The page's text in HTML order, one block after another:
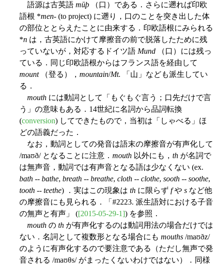
語源は古英語 mūþ （口）である．さらに遡れば印欧
語根 *men- (to project) に遡り，口のことを突き出した体
の部位ととらえたことに由来する．印欧語根にみられる
*n は，古英語にかけて摩擦音の前で脱落したために残
っていないが，対応するドイツ語 Mund （口）には残っ
ている．同じ印欧語根からはフランス語を経由して
mount（登る）， mountain/Mt. 「山」なども派生してい
る．
mouth には動詞として「もぐもぐ言う；口先だけで言
う」の意味もある．14世紀に名詞から品詞転換
(conversion) してできたもので，当初は「しゃべる」ほ
どの語義だった．
なお，動詞としての発音は語末の摩擦音が有声化して
/maʊð/ となることに注意． mouth 以外にも， th が名詞で
は無声音，動詞では有声音となる語は少なくない (ex.
bath -- bathe, breath -- breathe, cloth -- clothe, sooth -- soothe,
tooth -- teethe) ．実はこの現象は th に限らず fや s など他
の摩擦音にも見られる．「#2223. 派生語対における子音
の無声と有声」 ([2015-05-29-1]) を参照．
mouth の th が有声化するのは動詞用法の場合だけでは
ない．名詞として複数形となる場合にも mouths /maʊðz/
のように有声化するので要注意である（ただし無声で発
音される /maʊθs/ がまったくないわけではない）．同様